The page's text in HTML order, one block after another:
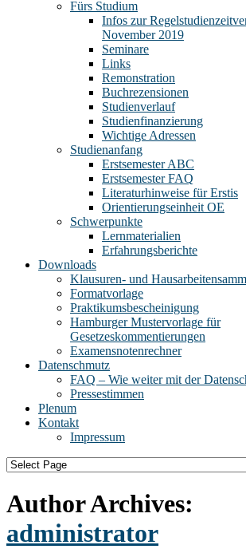
Fürs Studium
Infos zur
November 2019
Seminare
Links
Remonstration
Buchrezensionen
Studienverlauf
Studienfinanzierung
Wichtige Adressen
Studienanfang
Erstsemester ABC
Erstsemester FAQ
Literaturhinweise für Erstis
Orientierungseinheit OE
Schwerpunkte
Lernmaterialien
Erfahrungsberichte
Downloads
Klausuren- und
Formatvorlage
Praktikumsbescheinigung
Hamburger Mustervorlage für
Gesetzeskommentierungen
Examensnotenrechner
Datenschmutz
FAQ – Wie weiter mit der
Pressestimmen
Plenum
Kontakt
Impressum
Author Archives:
administrator